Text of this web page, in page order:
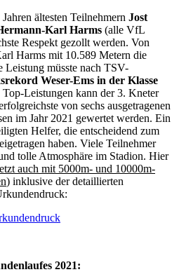
ältesten Teilnehmern Jost
Karl Harms (alle VfL
Respekt gezollt werden. Von
Harms mit 10.589 Metern die
Leistung müsste nach TSV-
Weser-Ems in der Klasse
Leistungen kann der 3. Kneter
von sechs ausgetragenen
im Jahr 2021 gewertet werden. Ein
Helfer, die entscheidend zum
haben. Viele Teilnehmer
tolle Atmosphäre im Stadion. Hier
auch mit 5000m- und 10000m-
) inklusive der detaillierten
2021: